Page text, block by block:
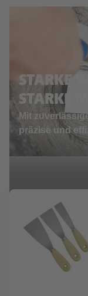
STARKE
STARKE
Mit
präzise und